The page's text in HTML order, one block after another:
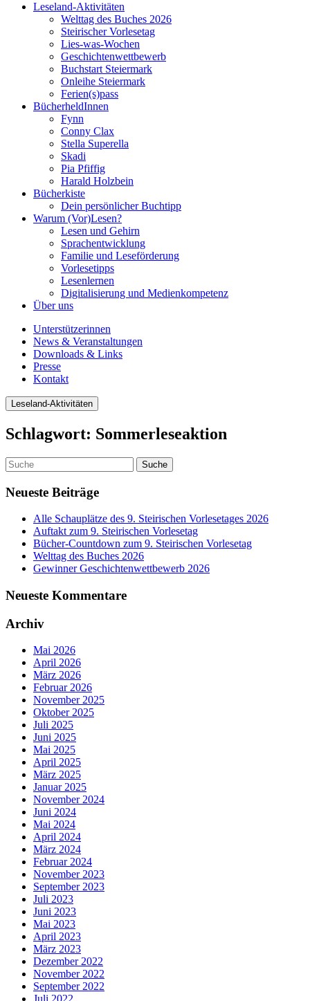
Leseland-Aktivitäten
Welttag des Buches 2026
Steirischer Vorlesetag
Lies-was-Wochen
Geschichtenwettbewerb
Buchstart Steiermark
Onleihe Steiermark
Ferien(s)pass
BücherheldInnen
Fynn
Conny Clax
Stella Superella
Skadi
Pia Pfiffig
Harald Holzbein
Bücherkiste
Dein persönlicher Buchtipp
Warum (Vor)Lesen?
Lesen und Gehirn
Sprachentwicklung
Familie und Leseförderung
Vorlesetipps
Lesenlernen
Digitalisierung und Medienkompetenz
Über uns
Unterstützerinnen
News & Veranstaltungen
Downloads & Links
Presse
Kontakt
Leseland-Aktivitäten
Schlagwort: Sommerleseaktion
Neueste Beiträge
Alle Schauplätze des 9. Steirischen Vorlesetages 2026
Auftakt zum 9. Steirischen Vorlesetag
Bücher-Countdown zum 9. Steirischen Vorlesetag
Welttag des Buches 2026
Gewinner Geschichtenwettbewerb 2026
Neueste Kommentare
Archiv
Mai 2026
April 2026
März 2026
Februar 2026
November 2025
Oktober 2025
Juli 2025
Juni 2025
Mai 2025
April 2025
März 2025
Januar 2025
November 2024
Juni 2024
Mai 2024
April 2024
März 2024
Februar 2024
November 2023
September 2023
Juli 2023
Juni 2023
Mai 2023
April 2023
März 2023
Dezember 2022
November 2022
September 2022